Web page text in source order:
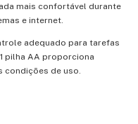
mais confortável durante
e internet.
adequado para tarefas
pilha AA proporciona
condições de uso.